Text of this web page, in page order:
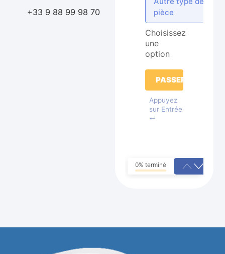
+33 9 88 99 98 70
pièce
Choisissez
une
option
PASSER
Appuyez
sur Entrée
↵
0% terminé